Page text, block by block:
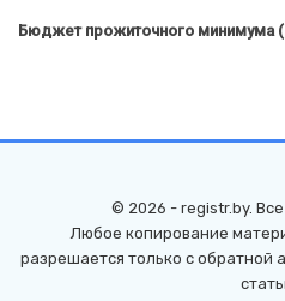
Бюджет прожиточного минимума
© 2026 - registr.by.
Любое копирование
разрешается только с обратной